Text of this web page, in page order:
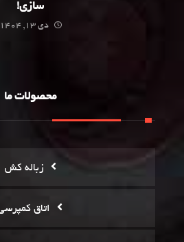
سازی!
دی 13, 1404
محصولات ما
زباله کش
اتاق